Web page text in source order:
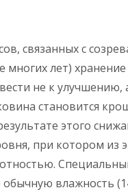
связанных с
лет)
не к улучшению,
становится
этого
при котором
влажность